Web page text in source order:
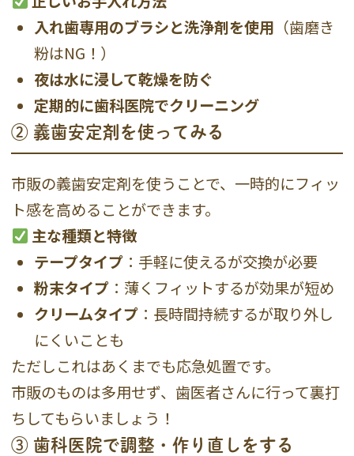
入れ歯専用のブラシと洗浄剤を使用 （歯磨き
粉はNG！）
夜は水に浸して乾燥を防ぐ
定期的に歯科医院でクリーニング
② 義歯安定剤を使ってみる
市販の義歯安定剤を使うことで、一時的にフィッ
ト感を高めることができます。
主な種類と特徴
テープタイプ ：手軽に使えるが交換が必要
粉末タイプ ：薄くフィットするが効果が短め
クリームタイプ ：長時間持続するが取り外し
にくいことも
ただしこれはあくまでも応急処置です。
市販のものは多用せず、歯医者さんに行って裏打
ちしてもらいましょう！
③ 歯科医院で調整・作り直しをする